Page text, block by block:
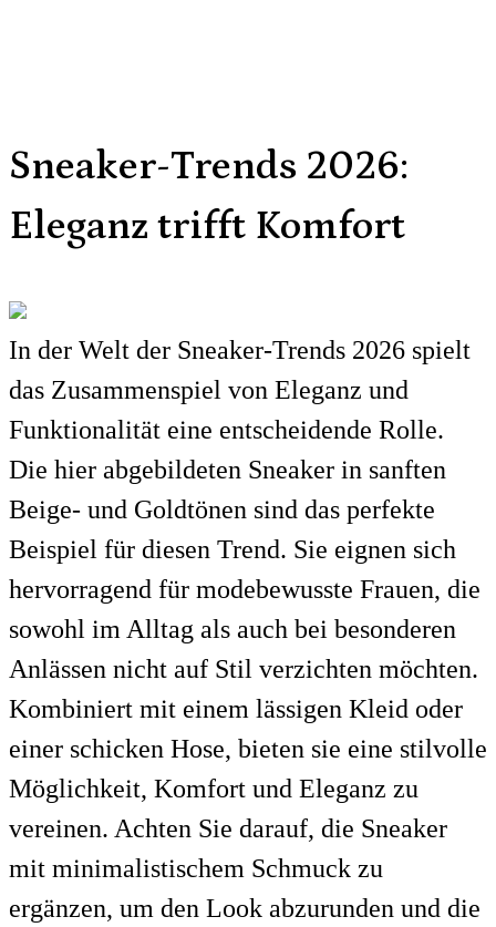
Sneaker-Trends 2026:
Eleganz trifft Komfort
In der Welt der Sneaker-Trends 2026 spielt
das Zusammenspiel von Eleganz und
Funktionalität eine entscheidende Rolle.
Die hier abgebildeten Sneaker in sanften
Beige- und Goldtönen sind das perfekte
Beispiel für diesen Trend. Sie eignen sich
hervorragend für modebewusste Frauen, die
sowohl im Alltag als auch bei besonderen
Anlässen nicht auf Stil verzichten möchten.
Kombiniert mit einem lässigen Kleid oder
einer schicken Hose, bieten sie eine stilvolle
Möglichkeit, Komfort und Eleganz zu
vereinen. Achten Sie darauf, die Sneaker
mit minimalistischem Schmuck zu
ergänzen, um den Look abzurunden und die